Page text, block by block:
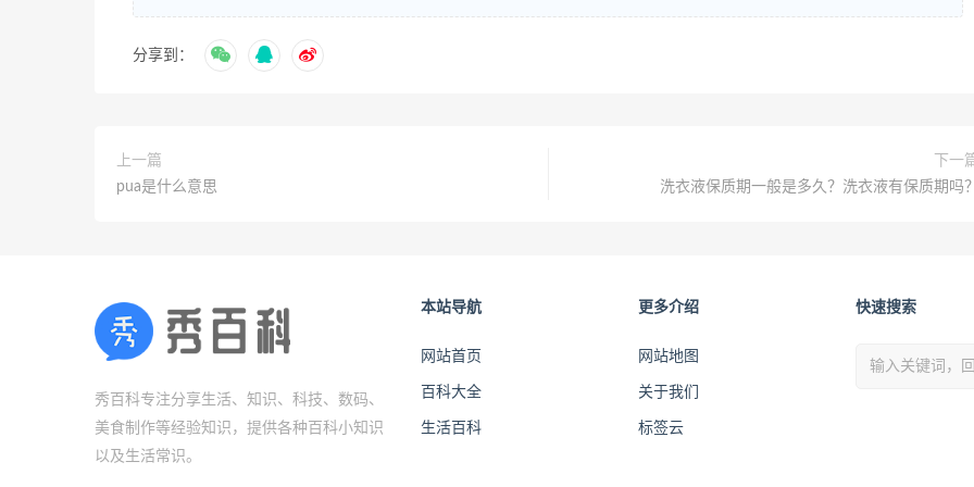
分享到：
上一篇
pua是什么意思
下一
洗衣液保质期一般是多久？洗衣液有保质期吗
秀百科专注分享生活、知识、科技、数码、
美食制作等经验知识，提供各种百科小知识
以及生活常识。
本站导航
网站首页
百科大全
生活百科
更多介绍
网站地图
关于我们
标签云
快速搜索